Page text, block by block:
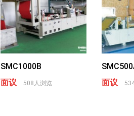
SMC1000B
面议
508人浏览
面议